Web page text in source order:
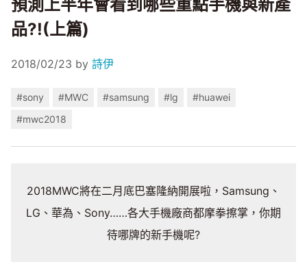
預測上半年會看到哪些重點手機與新產
品?!(上篇)
2018/02/23 by 詩伊
#sony #MWC #samsung #lg
#huawei
#mwc2018
2018MWC將在二月底巴塞隆納開展啦，Samsung、
LG、華為、Sony……各大手機廠商都摩拳擦掌，你期
待哪牌的新手機呢?